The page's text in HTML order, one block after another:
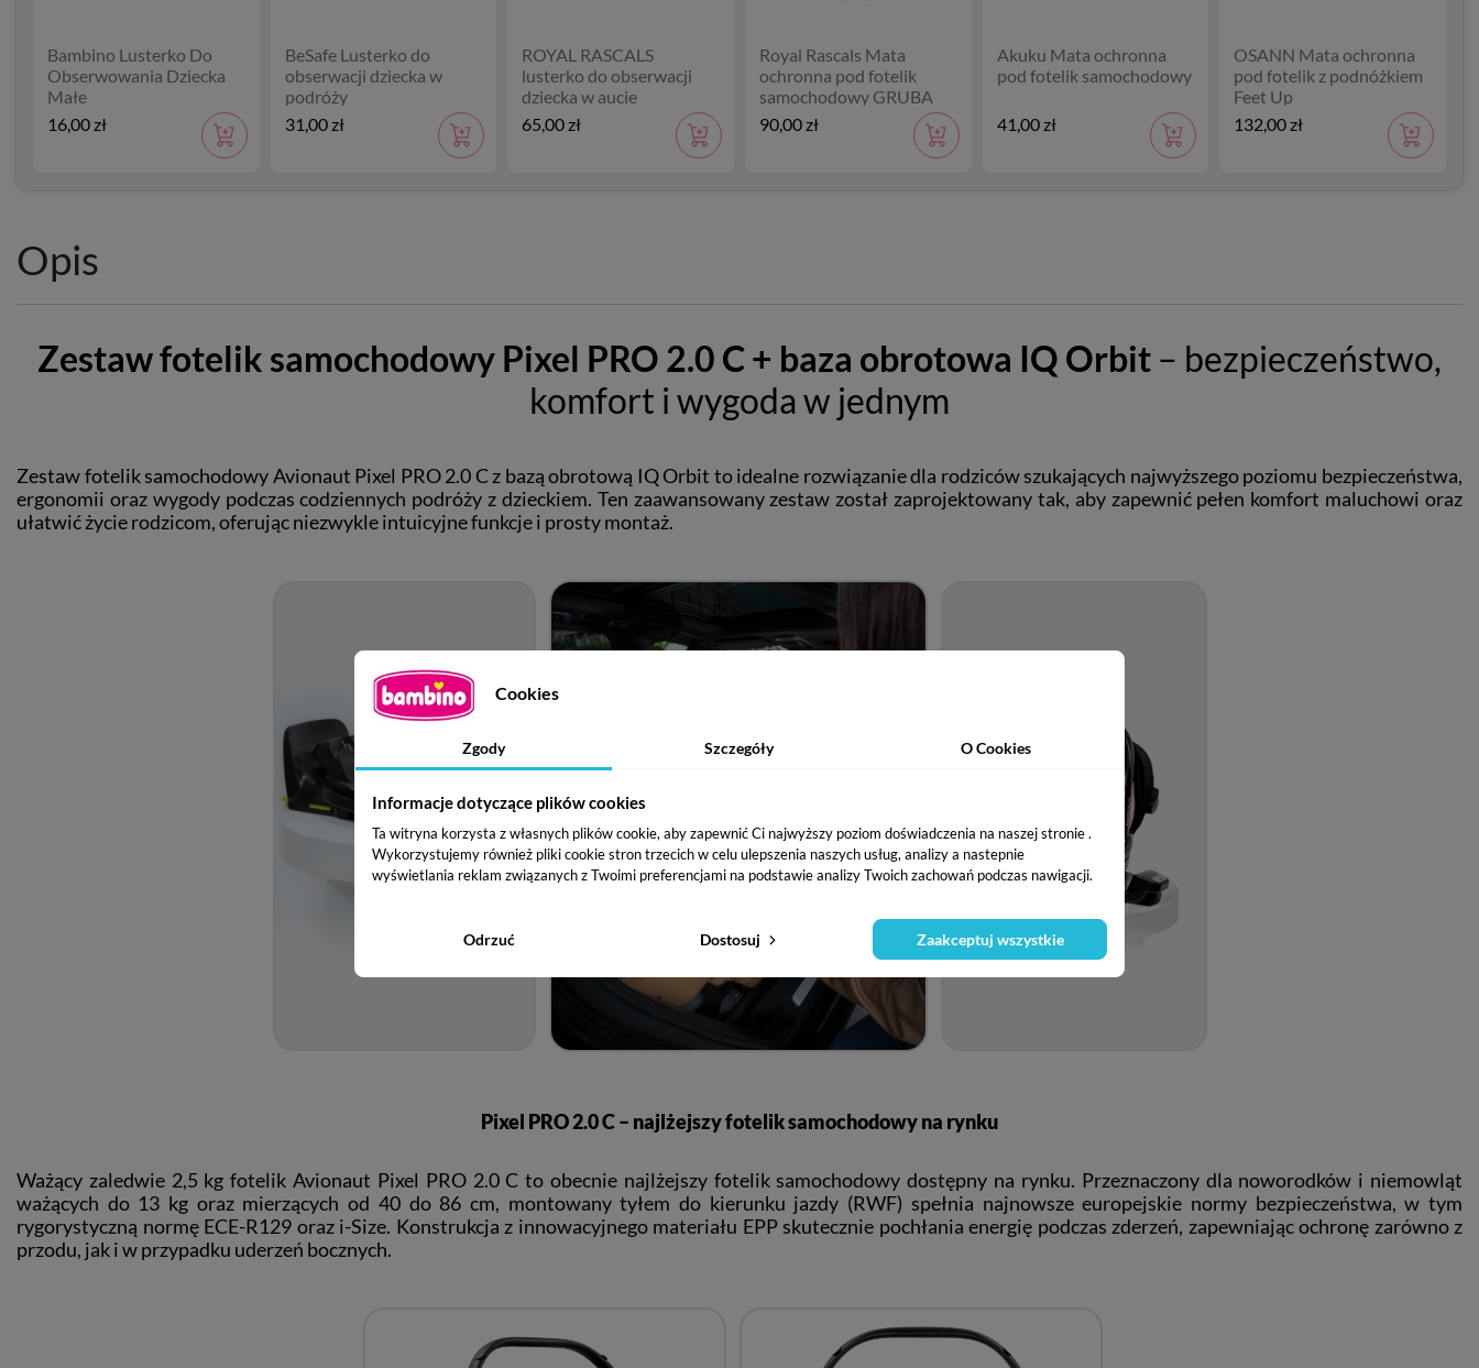
Bambino Lusterko Do
Obserwowania Dziecka
Małe
16,00 zł
BeSafe Lusterko do
obserwacji dziecka w
podróży
31,00 zł
ROYAL RASCALS
lusterko do obserwacji
dziecka w aucie
65,00 zł
Royal Rascals Mata
ochronna pod fotelik
samochodowy GRUBA
90,00 zł
Akuku Mata ochronna
pod fotelik samochodowy
41,00 zł
OSANN Mata ochronna
pod fotelik z podnóżkiem
Feet Up
132,00 zł
Opis
Zestaw fotelik samochodowy Pixel PRO 2.0 C + baza obrotowa IQ Orbit – bezpieczeństwo,
komfort i wygoda w jednym
Zestaw fotelik samochodowy Avionaut Pixel PRO 2.0 C z bazą obrotową IQ Orbit to idealne rozwiązanie dla rodziców szukających najwyższego poziomu bezpieczeństwa,
ergonomii oraz wygody podczas codziennych podróży z dzieckiem. Ten zaawansowany zestaw został zaprojektowany tak, aby zapewnić pełen komfort maluchowi oraz
ułatwić życie rodzicom, oferując niezwykle intuicyjne funkcje i prosty montaż.
Pixel PRO 2.0 C – najlżejszy fotelik samochodowy na rynku
Ważący zaledwie 2,5 kg fotelik Avionaut Pixel PRO 2.0 C to obecnie najlżejszy fotelik samochodowy dostępny na rynku. Przeznaczony dla noworodków i niemowląt
ważących do 13 kg oraz mierzących od 40 do 86 cm, montowany tyłem do kierunku jazdy (RWF) spełnia najnowsze europejskie normy bezpieczeństwa, w tym
rygorystyczną normę ECE-R129 oraz i-Size. Konstrukcja z innowacyjnego materiału EPP skutecznie pochłania energię podczas zderzeń, zapewniając ochronę zarówno z
przodu, jak i w przypadku uderzeń bocznych.
Cookies
Zgody Szczegóły O Cookies
Informacje dotyczące plików cookies
Ta witryna korzysta z własnych plików cookie, aby zapewnić Ci najwyższy poziom doświadczenia na naszej stronie .
Wykorzystujemy również pliki cookie stron trzecich w celu ulepszenia naszych usług, analizy a nastepnie
wyświetlania reklam związanych z Twoimi preferencjami na podstawie analizy Twoich zachowań podczas nawigacji.
Odrzuć Dostosuj Zaakceptuj wszystkie